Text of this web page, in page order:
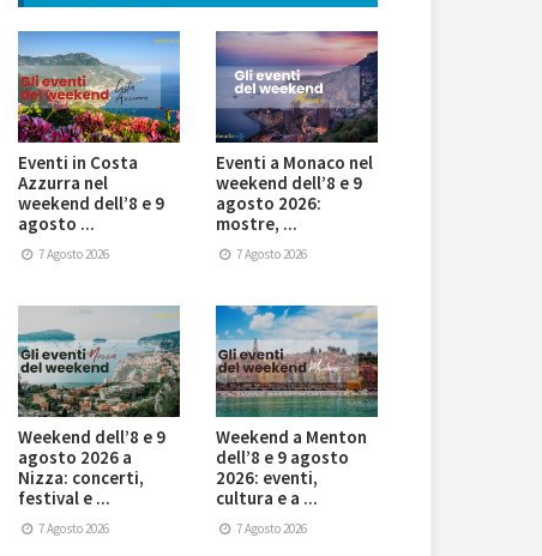
Eventi in Costa
Azzurra nel
weekend dell’8 e 9
agosto ...
7 Agosto 2026
Eventi a Monaco nel
weekend dell’8 e 9
agosto 2026:
mostre, ...
7 Agosto 2026
Weekend dell’8 e 9
agosto 2026 a
Nizza: concerti,
festival e ...
7 Agosto 2026
Weekend a Menton
dell’8 e 9 agosto
2026: eventi,
cultura e a ...
7 Agosto 2026